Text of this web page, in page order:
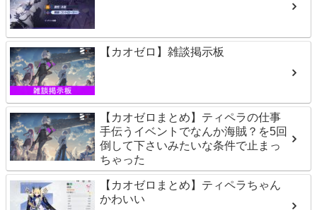
【カオゼロ】雑談掲示板
【カオゼロまとめ】ティペラの仕事
手伝うイベントでなんか海賊？を5回
倒して下さいみたいな条件で止まっ
ちゃった
【カオゼロまとめ】ティペラちゃん
かわいい